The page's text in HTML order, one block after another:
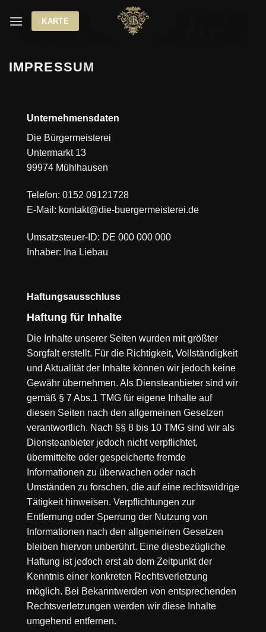
Inhalt
KARTE
IMPRESSUM
Unternehmensdaten
Die Bürgermeisterei
Untermarkt 13
99974 Mühlhausen
Telefon: 0152 09121728
E-Mail: kontakt@die-buergermeisterei.de
Umsatzsteuer-ID: DE 000 000 000
Inhaber: Ina Liebau
Haftungsausschluss
Haftung für Inhalte
Die Inhalte unserer Seiten wurden mit größter
Sorgfalt erstellt. Für die Richtigkeit, Vollständigkeit
und Aktualität der Inhalte können wir jedoch keine
Gewähr übernehmen. Als Diensteanbieter sind wir
gemäß § 7 Abs.1 TMG für eigene Inhalte auf
diesen Seiten nach den allgemeinen Gesetzen
verantwortlich. Nach §§ 8 bis 10 TMG sind wir als
Diensteanbieter jedoch nicht verpflichtet,
übermittelte oder gespeicherte fremde
Informationen zu überwachen oder nach
Umständen zu forschen, die auf eine rechtswidrige
Tätigkeit hinweisen. Verpflichtungen zur
Entfernung oder Sperrung der Nutzung von
Informationen nach den allgemeinen Gesetzen
bleiben hiervon unberührt. Eine diesbezügliche
Haftung ist jedoch erst ab dem Zeitpunkt der
Kenntnis einer konkreten Rechtsverletzung
möglich. Bei Bekanntwerden von entsprechenden
Rechtsverletzungen werden wir diese Inhalte
umgehend entfernen.